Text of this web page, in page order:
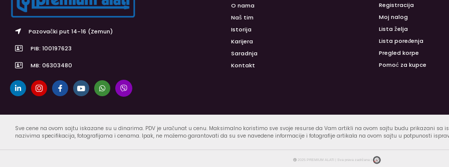
Pazovački put 14-16 (Zemun)
PIB: 100197623
MB: 06303480
O nama
Naš tim
Istorija
Karijera
Saradnja
Kontakt
Registracija
Moj nalog
Lista želja
Lista poređenja
Pregled korpe
Pomoć za kupce
Sve cene na ovom sajtu iskazane su u dinarima. PDV je uračunat u cenu. Maksimalno koristimo sve svoje resurse da Vam artikli na ovom sajtu budu prikazani sa
nazivima specifikacija, fotografijama i cenama. Ipak, ne možemo garantovati da su sve navedene informacije i fotografije artikala na ovom sajtu u potpunosti
2025 PREMIUM ALATI | Sva prava zadržana |